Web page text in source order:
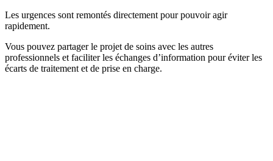
Les urgences sont remontés directement pour pouvoir agir
rapidement.
Vous pouvez partager le projet de soins avec les autres
professionnels et faciliter les échanges d’information pour éviter les
écarts de traitement et de prise en charge.